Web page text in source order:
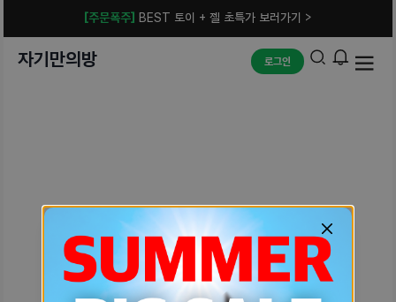
[주문폭주] BEST 토이 + 젤 초특가 보러가기 >
자기만의방 로그인
예상치 못한 에러입니다.